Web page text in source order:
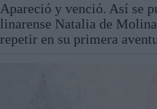
Apareció y venció. Así se
linarense Natalia de
repetir en su primera